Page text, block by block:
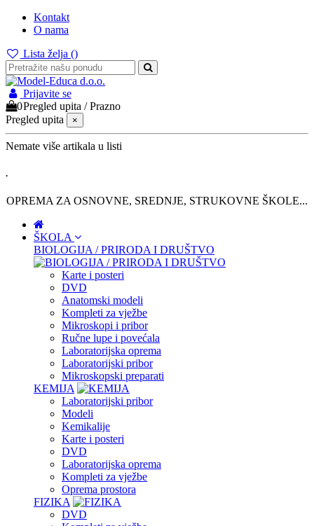
Kontakt
O nama
Lista želja ()
Prijavite se
0Pregled upita /Prazno
Pregled upita
×
Nemate više artikala u listi
.
OPREMA ZA OSNOVNE, SREDNJE, STRUKOVNE ŠKOLE...
ŠKOLA
BIOLOGIJA / PRIRODA I DRUŠTVO
Karte i posteri
DVD
Anatomski modeli
Kompleti za vježbe
Mikroskopi i pribor
Ručne lupe i povećala
Laboratorijska oprema
Laboratorijski pribor
Mikroskopski preparati
KEMIJA
Laboratorijski pribor
Modeli
Kemikalije
Karte i posteri
DVD
Laboratorijska oprema
Kompleti za vježbe
Oprema prostora
FIZIKA
DVD